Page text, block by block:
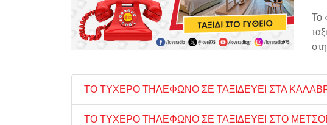
Το
ΤΟ ΤΥΧΕΡΟ ΤΗΛΕΦΩΝΟ ΣΕ ΤΑΞΙΔΕΥΕΙ ΣΤΑ
ΤΟ ΤΥΧΕΡΟ ΤΗΛΕΦΩΝΟ ΣΕ ΤΑΞΙΔΕΥΕΙ ΣΤΟ